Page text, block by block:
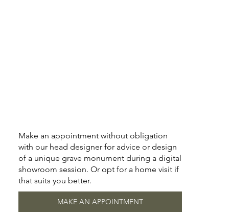
Make an appointment without obligation
with our head designer for advice or design
of a unique grave monument during a digital
showroom session. Or opt for a home visit if
that suits you better.
MAKE AN APPOINTMENT